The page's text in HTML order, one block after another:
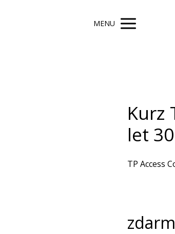
MENU
Kurz
let
TP Access